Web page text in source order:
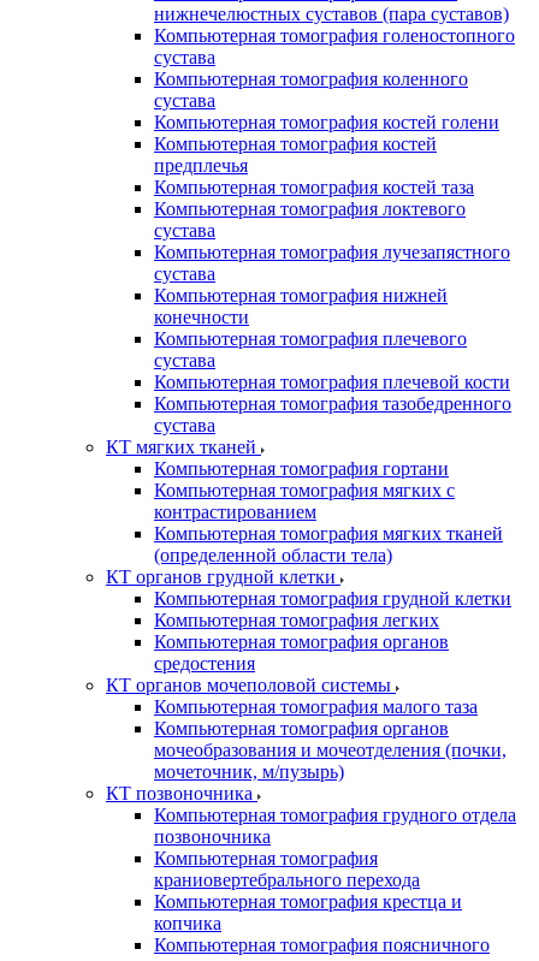
нижнечелюстных суставов (пара суставов)
Компьютерная томография голеностопного
сустава
Компьютерная томография коленного
сустава
Компьютерная томография костей голени
Компьютерная томография костей
предплечья
Компьютерная томография костей таза
Компьютерная томография локтевого
сустава
Компьютерная томография лучезапястного
сустава
Компьютерная томография нижней
конечности
Компьютерная томография плечевого
сустава
Компьютерная томография плечевой кости
Компьютерная томография тазобедренного
сустава
КТ мягких тканей
Компьютерная томография гортани
Компьютерная томография мягких с
контрастированием
Компьютерная томография мягких тканей
(определенной области тела)
КТ органов грудной клетки
Компьютерная томография грудной клетки
Компьютерная томография легких
Компьютерная томография органов
средостения
КТ органов мочеполовой системы
Компьютерная томография малого таза
Компьютерная томография органов
мочеобразования и мочеотделения (почки,
мочеточник, м/пузырь)
КТ позвоночника
Компьютерная томография грудного отдела
позвоночника
Компьютерная томография
краниовертебрального перехода
Компьютерная томография крестца и
копчика
Компьютерная томография поясничного